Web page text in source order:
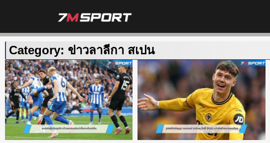
Category: ข่าวลาลีกา สเปน